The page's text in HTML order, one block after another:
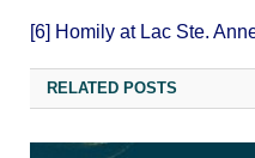
[6] Homily at Lac Ste.
RELATED POSTS